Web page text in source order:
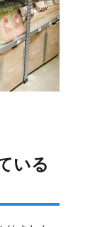
いる